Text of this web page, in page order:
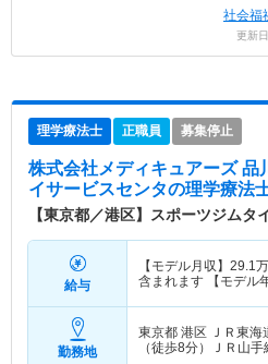
社会福
更新
理学療法士 正職員 募集停止
株式会社メディキュアーズ 品
イサービスセンタの理学療法
【東京都／港区】スポーツジムタ
給与
【モデル月収】 29.1
含まれます 【モデル
される金額の一例です
勤務地
東京都 港区 ＪＲ東海
（徒歩8分）ＪＲ山